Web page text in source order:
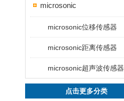
microsonic
microsonic位移传感器
microsonic距离传感器
microsonic超声波传感器
点击更多分类